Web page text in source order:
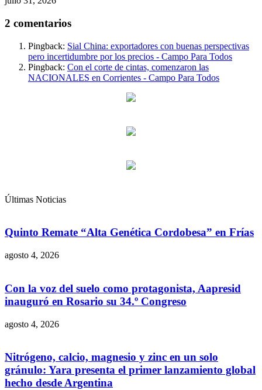
2 comentarios
Pingback: Sial China: exportadores con buenas perspectivas
pero incertidumbre por los precios - Campo Para Todos
Pingback: Con el corte de cintas, comenzaron las
NACIONALES en Corrientes - Campo Para Todos
Últimas Noticias
Quinto Remate “Alta Genética Cordobesa” en Frías
agosto 4, 2026
Con la voz del suelo como protagonista, Aapresid
inauguró en Rosario su 34.º Congreso
agosto 4, 2026
Nitrógeno, calcio, magnesio y zinc en un solo
gránulo: Yara presenta el primer lanzamiento global
hecho desde Argentina